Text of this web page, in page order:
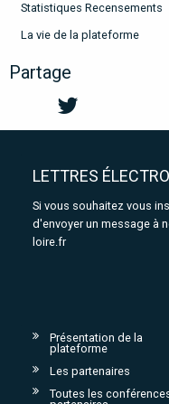
Statistiques Recensements
La vie de la plateforme
Partage
LETTRES
Si vous souhaitez vous
d'envoyer un message à
loire.fr
Présentation de la
plateforme
Les partenaires
Toutes les